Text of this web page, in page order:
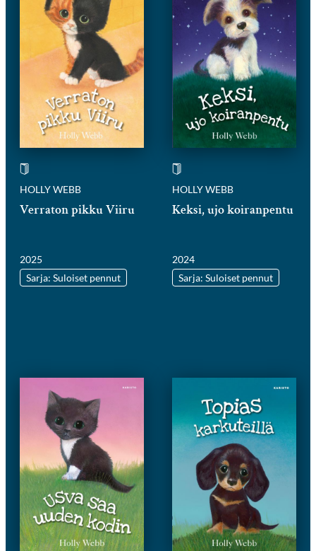
HOLLY WEBB
Verraton pikku Viiru
2025
Sarja: Suloiset pennut
HOLLY WEBB
Keksi, ujo koiranpentu
2024
Sarja: Suloiset pennut